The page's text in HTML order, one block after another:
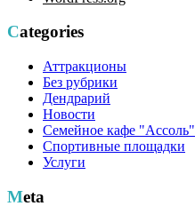
Categories
Аттракционы
Без рубрики
Дендрарий
Новости
Семейное кафе "Ассоль"
Спортивные площадки
Услуги
Meta